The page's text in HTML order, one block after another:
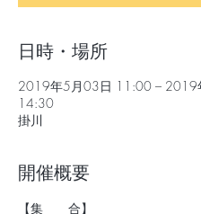
日時・場所
2019年5月03日 11:00 – 2019
14:30
掛川
開催概要
【集　　合】